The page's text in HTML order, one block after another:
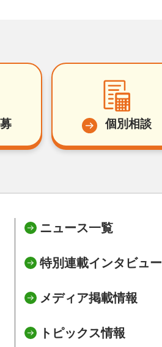
個別相談
ニュース一覧
特別連載インタビュー
メディア掲載情報
トピックス情報